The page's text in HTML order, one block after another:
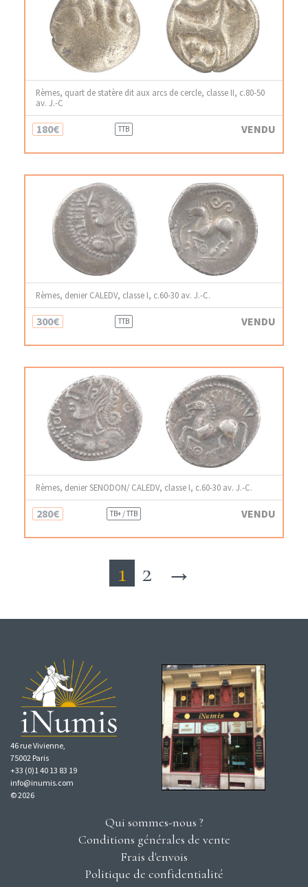
Rèmes, quart de statère dit aux arcs de cercle, classe II, c.80-50
av. J.-C
180€ TTB VENDU
Rèmes, denier CALEDV, classe I, c.60-30 av. J.-C.
300€ TTB VENDU
Rèmes, denier SENODON/ CALEDV, classe I, c.60-30 av. J.-C.
280€ TB+ / TTB VENDU
1 2 →
46 rue Vivienne,
75002 Paris
+33 (0)1 40 13 83 19
info@inumis.com
© 2026
Qui sommes-nous ?
Conditions générales de vente
Frais d'envois
Politique de confidentialité